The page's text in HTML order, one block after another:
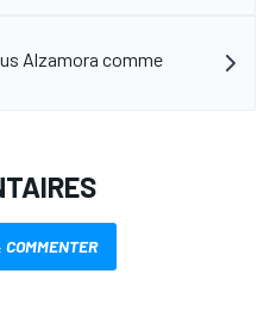
Alzamora comme